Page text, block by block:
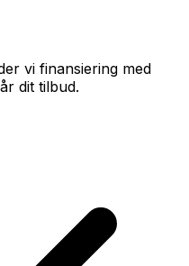
vi finansiering med
dit tilbud.